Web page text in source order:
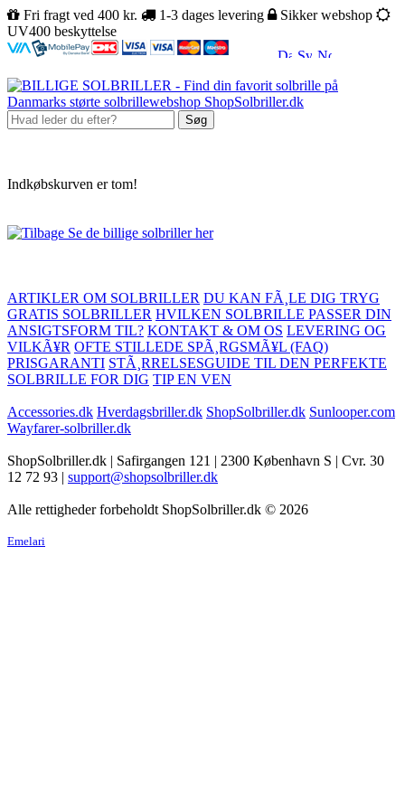
Fri fragt ved 400 kr. 1-3 dages levering
Sikker webshop
UV400 beskyttelse
Søg
Indkøbskurven er tom!
Se de billige solbriller her
ARTIKLER OM SOLBRILLER DU KAN FÃ¸LE DIG TRYG
GRATIS SOLBRILLER HVILKEN SOLBRILLE PASSER DIN
ANSIGTSFORM TIL? KONTAKT & OM OS LEVERING OG
VILKÃ¥R OFTE STILLEDE SPÃ¸RGSMÃ¥L (FAQ)
PRISGARANTI STÃ¸RRELSESGUIDE TIL DEN PERFEKTE
SOLBRILLE FOR DIG TIP EN VEN
Accessories.dk Hverdagsbriller.dk ShopSolbriller.dk Sunlooper.com
Wayfarer-solbriller.dk
ShopSolbriller.dk | Safirgangen 121 | 2300 København S | Cvr. 30
12 72 93 | support@shopsolbriller.dk
Alle rettigheder forbeholdt ShopSolbriller.dk © 2026
Emelari